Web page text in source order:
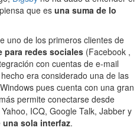
que es una suma de lo
uno de los primeros clientes de
para redes sociales (Facebook ,
con cuentas de e-mail
era considerado una de las
pues cuenta con una gran
permite conectarse desde
ICQ, Google Talk, Jabber y
una sola interfaz.